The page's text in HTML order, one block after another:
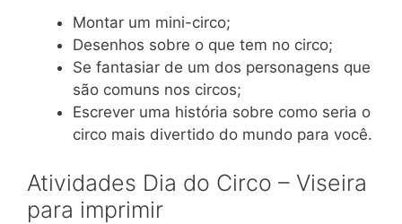
Montar um mini-circo;
Desenhos sobre o que tem no circo;
Se fantasiar de um dos personagens que
são comuns nos circos;
Escrever uma história sobre como seria o
circo mais divertido do mundo para você.
Atividades Dia do Circo – Viseira
para imprimir